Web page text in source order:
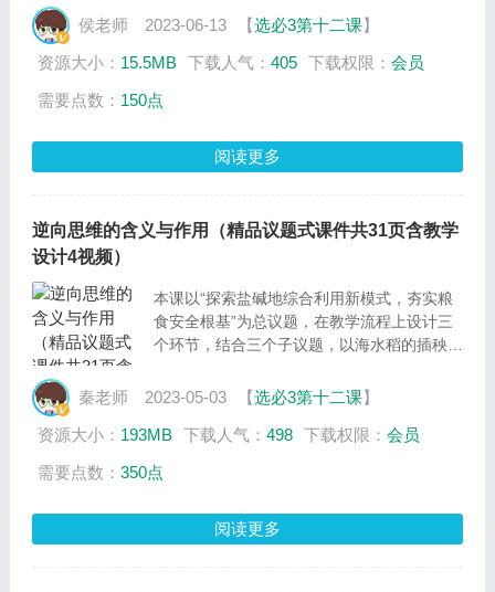
勾勒出跨越时空的语言图景，展示中国话的波
侯老师 2023-06-13 【选必3第十二课】
资源大小： 15.5MB 下载人气： 405 下载权限： 会员
需要点数： 150点
阅读更多
逆向思维的含义与作用（精品议题式课件共31页含教学
设计4视频）
本课以“探索盐碱地综合利用新模式，夯实粮
食安全根基”为总议题，在教学流程上设计三
个环节，结合三个子议题，以海水稻的插秧种
种植作物的盐碱地，是怎样种植海水稻的，进
现；通过对盐碱地土质的改良和海水稻的培
育，了解正向思维和逆向思维之间的关系，明
确创新思维需要多种思维方式共同实现，通过
何要始终守住粮食安全这一底线，增强对国家
秦老师 2023-05-03 【选必3第十二课】
资源大小： 193MB 下载人气： 498 下载权限： 会员
需要点数： 350点
阅读更多